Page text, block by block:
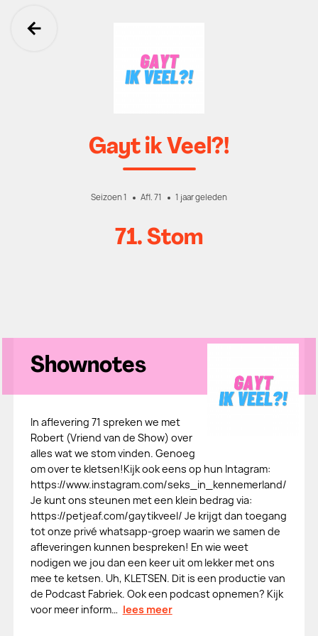
Ga terug
Gayt ik Veel?!
Seizoen 1 Afl. 71 1 jaar geleden
71. Stom
Shownotes
In aflevering 71 spreken we met
Robert (Vriend van de Show) over
alles wat we stom vinden. Genoeg
om over te kletsen!Kijk ook eens op hun Intagram:
https://www.instagram.com/seks_in_kennemerland/
Je kunt ons steunen met een klein bedrag via:
⁠⁠https://petjeaf.com/gaytikveel/⁠⁠ Je krijgt dan toegang
tot onze privé whatsapp-groep waarin we samen de
afleveringen kunnen bespreken! En wie weet
nodigen we jou dan een keer uit om lekker met ons
mee te ketsen. Uh, KLETSEN. Dit is een productie van
de Podcast Fabriek. Ook een podcast opnemen? Kijk
voor meer inform… lees meer